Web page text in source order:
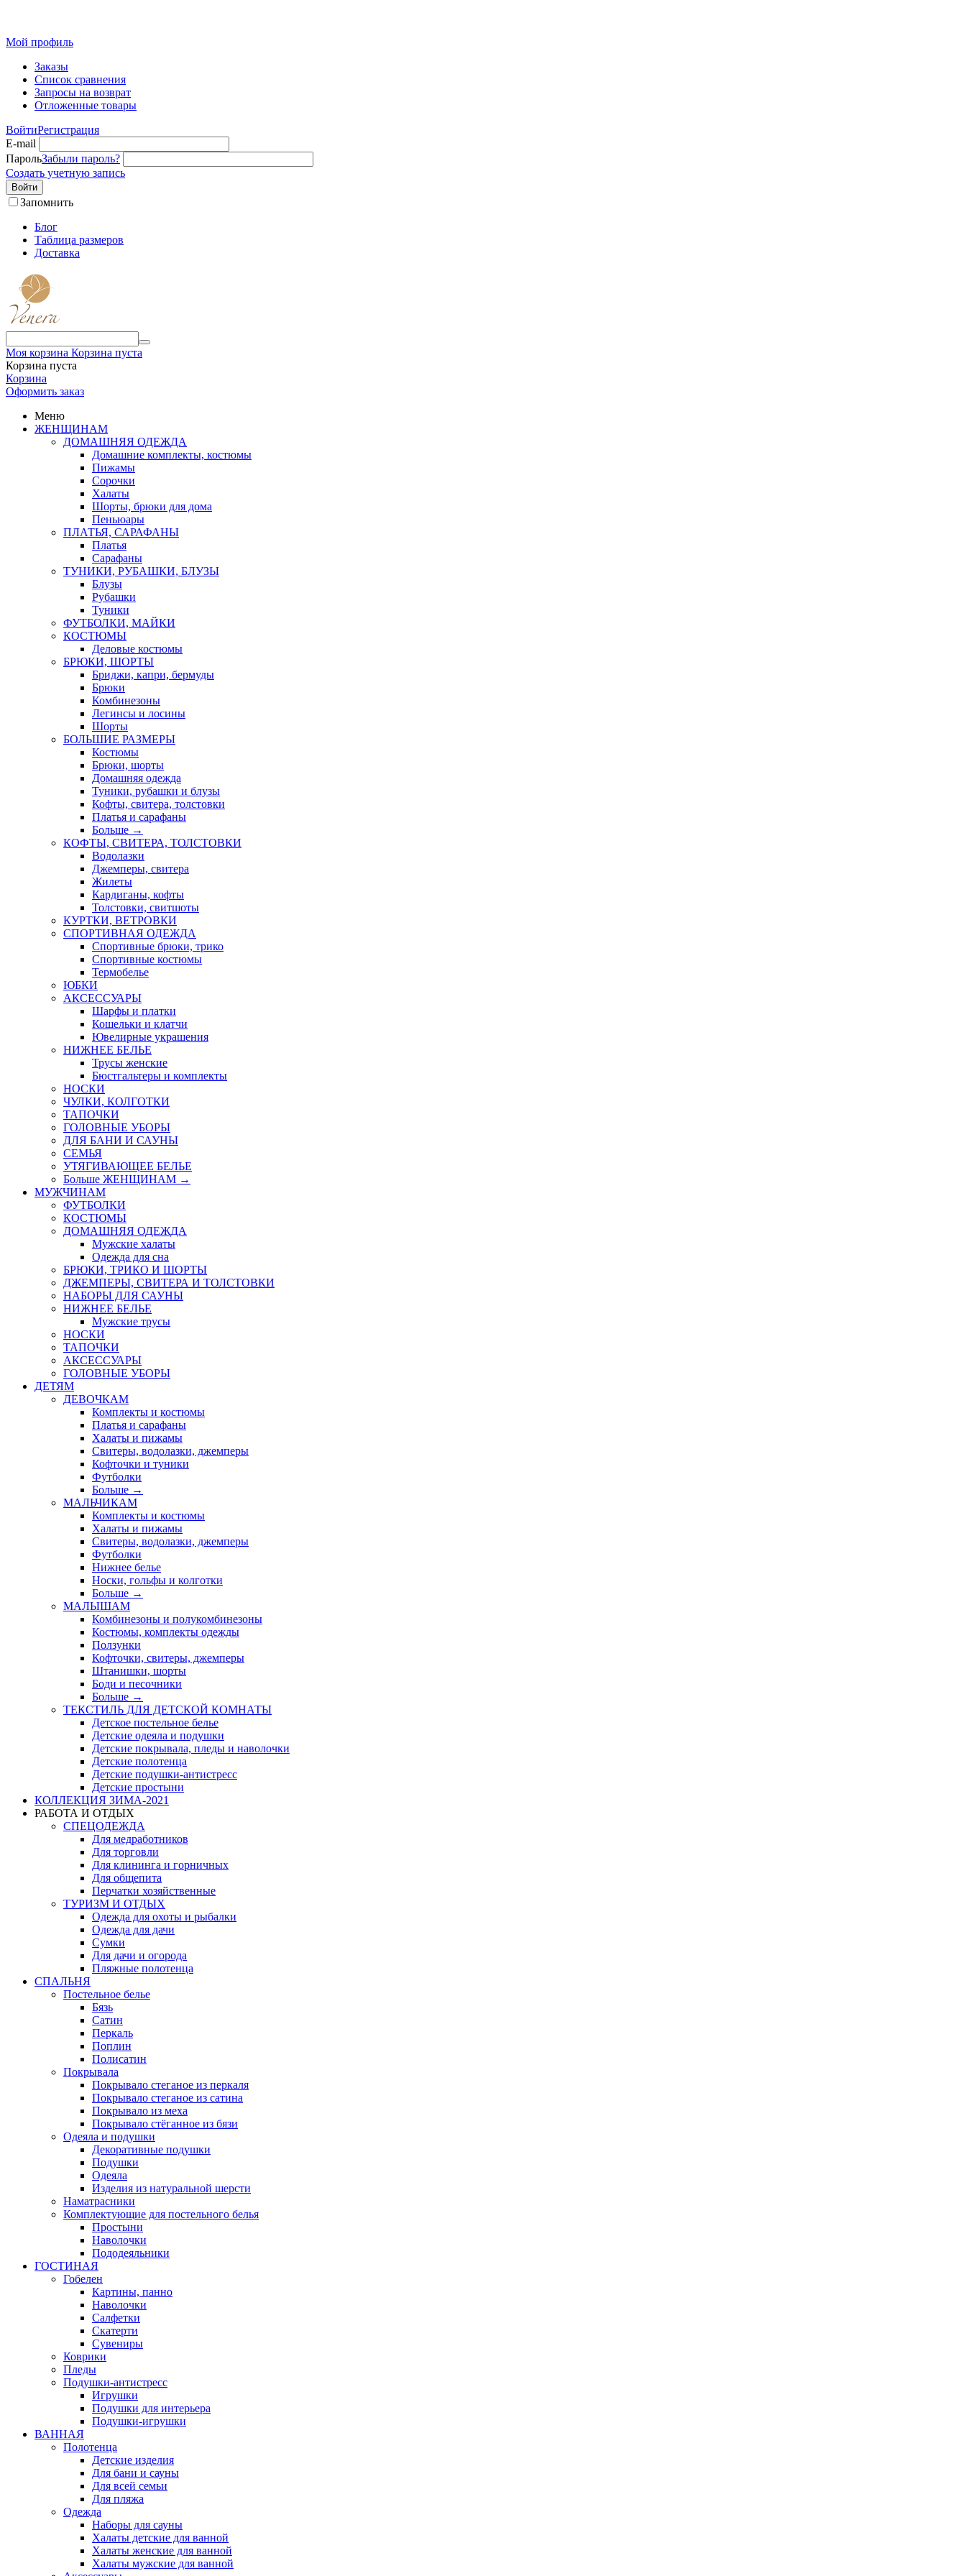
Мой профиль
Заказы
Список сравнения
Запросы на возврат
Отложенные товары
ВойтиРегистрация
E-mail
ПарольЗабыли пароль?
Создать учетную запись
Войти
Запомнить
Блог
Таблица размеров
Доставка
Моя корзина Корзина пуста
Корзина пуста
Корзина
Оформить заказ
Меню
ЖЕНЩИНАМ
ДОМАШНЯЯ ОДЕЖДА
Домашние комплекты, костюмы
Пижамы
Сорочки
Халаты
Шорты, брюки для дома
Пеньюары
ПЛАТЬЯ, САРАФАНЫ
Платья
Сарафаны
ТУНИКИ, РУБАШКИ, БЛУЗЫ
Блузы
Рубашки
Туники
ФУТБОЛКИ, МАЙКИ
КОСТЮМЫ
Деловые костюмы
БРЮКИ, ШОРТЫ
Бриджи, капри, бермуды
Брюки
Комбинезоны
Легинсы и лосины
Шорты
БОЛЬШИЕ РАЗМЕРЫ
Костюмы
Брюки, шорты
Домашняя одежда
Туники, рубашки и блузы
Кофты, свитера, толстовки
Платья и сарафаны
Больше →
КОФТЫ, СВИТЕРА, ТОЛСТОВКИ
Водолазки
Джемперы, свитера
Жилеты
Кардиганы, кофты
Толстовки, свитшоты
КУРТКИ, ВЕТРОВКИ
СПОРТИВНАЯ ОДЕЖДА
Спортивные брюки, трико
Спортивные костюмы
Термобелье
ЮБКИ
AКСЕССУАРЫ
Шарфы и платки
Кошельки и клатчи
Ювелирные украшения
НИЖНЕЕ БЕЛЬЕ
Трусы женские
Бюстгальтеры и комплекты
НОСКИ
ЧУЛКИ, КОЛГОТКИ
ТАПОЧКИ
ГОЛОВНЫЕ УБОРЫ
ДЛЯ БАНИ И САУНЫ
СЕМЬЯ
УТЯГИВАЮЩЕЕ БЕЛЬЕ
Больше ЖЕНЩИНАМ →
МУЖЧИНАМ
ФУТБОЛКИ
КОСТЮМЫ
ДОМАШНЯЯ ОДЕЖДА
Мужские халаты
Одежда для сна
БРЮКИ, ТРИКО И ШОРТЫ
ДЖЕМПЕРЫ, СВИТЕРА И ТОЛСТОВКИ
НАБОРЫ ДЛЯ САУНЫ
НИЖНЕЕ БЕЛЬЕ
Мужские трусы
НОСКИ
ТАПОЧКИ
АКСЕССУАРЫ
ГОЛОВНЫЕ УБОРЫ
ДЕТЯМ
ДЕВОЧКАМ
Комплекты и костюмы
Платья и сарафаны
Халаты и пижамы
Свитеры, водолазки, джемперы
Кофточки и туники
Футболки
Больше →
МАЛЬЧИКАМ
Комплекты и костюмы
Халаты и пижамы
Свитеры, водолазки, джемперы
Футболки
Нижнее белье
Носки, гольфы и колготки
Больше →
МАЛЫШАМ
Комбинезоны и полукомбинезоны
Костюмы, комплекты одежды
Ползунки
Кофточки, свитеры, джемперы
Штанишки, шорты
Боди и песочники
Больше →
ТЕКСТИЛЬ ДЛЯ ДЕТСКОЙ КОМНАТЫ
Детское постельное белье
Детские одеяла и подушки
Детские покрывала, пледы и наволочки
Детские полотенца
Детские подушки-антистресс
Детские простыни
КОЛЛЕКЦИЯ ЗИМА-2021
РАБОТА И ОТДЫХ
СПЕЦОДЕЖДА
Для медработников
Для торговли
Для клининга и горничных
Для общепита
Перчатки хозяйственные
ТУРИЗМ И ОТДЫХ
Одежда для охоты и рыбалки
Одежда для дачи
Сумки
Для дачи и огорода
Пляжные полотенца
СПАЛЬНЯ
Постельное белье
Бязь
Сатин
Перкаль
Поплин
Полисатин
Покрывала
Покрывало стеганое из перкаля
Покрывало стеганое из сатина
Покрывало из меха
Покрывало стёганное из бязи
Одеяла и подушки
Декоративные подушки
Подушки
Одеяла
Изделия из натуральной шерсти
Наматраcники
Комплектующие для постельного белья
Простыни
Наволочки
Пододеяльники
ГОСТИНАЯ
Гобелен
Картины, панно
Наволочки
Салфетки
Скатерти
Сувениры
Коврики
Пледы
Подушки-антистресс
Игрушки
Подушки для интерьера
Подушки-игрушки
ВАННАЯ
Полотенца
Детские изделия
Для бани и сауны
Для всей семьи
Для пляжа
Одежда
Наборы для сауны
Халаты детские для ванной
Халаты женские для ванной
Халаты мужские для ванной